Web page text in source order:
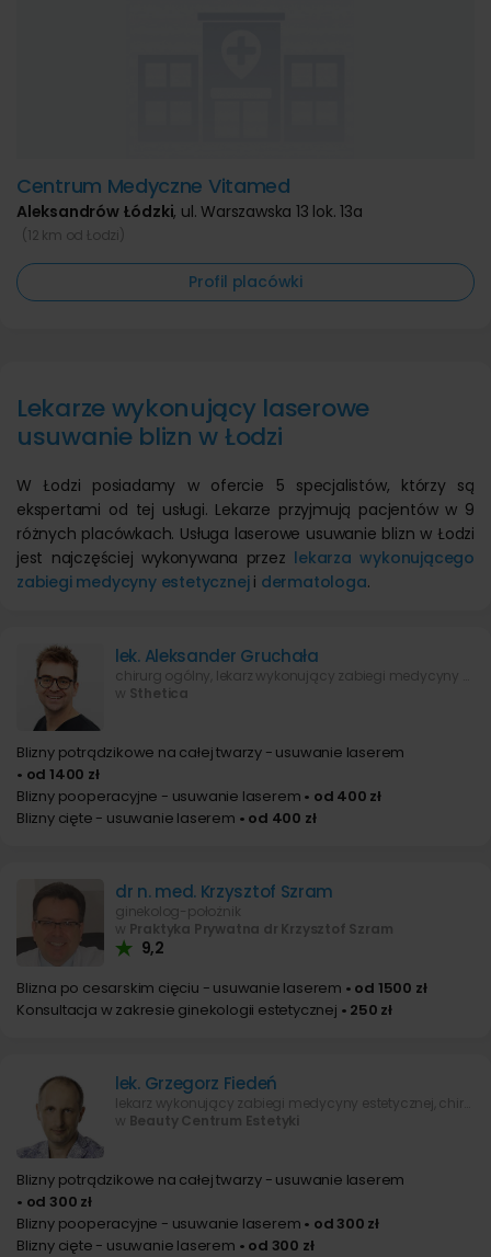
Centrum Medyczne Vitamed
Aleksandrów Łódzki, ul. Warszawska 13 lok. 13a
(12 km od Łodzi)
Profil placówki
Lekarze wykonujący laserowe
usuwanie blizn w Łodzi
W Łodzi posiadamy w ofercie 5 specjalistów, którzy są
ekspertami od tej usługi. Lekarze przyjmują pacjentów w 9
różnych placówkach. Usługa laserowe usuwanie blizn w Łodzi
jest najczęściej wykonywana przez lekarza wykonującego
zabiegi medycyny estetyczneji dermatologa.
lek. Aleksander Gruchała
w Sthetica
Blizny potrądzikowe na całej twarzy - usuwanie laserem
• od 1400 zł
Blizny pooperacyjne - usuwanie laserem • od 400 zł
Blizny cięte - usuwanie laserem • od 400 zł
dr n. med. Krzysztof Szram
ginekolog-położnik
w Praktyka Prywatna dr Krzysztof Szram
9,2
Blizna po cesarskim cięciu - usuwanie laserem • od 1500 zł
Konsultacja w zakresie ginekologii estetycznej • 250 zł
lek. Grzegorz Fiedeń
lekarz wykonujący zabiegi medycyny estetycznej, chirurg ogólny
w Beauty Centrum Estetyki
Blizny potrądzikowe na całej twarzy - usuwanie laserem
• od 300 zł
Blizny pooperacyjne - usuwanie laserem • od 300 zł
Blizny cięte - usuwanie laserem • od 300 zł